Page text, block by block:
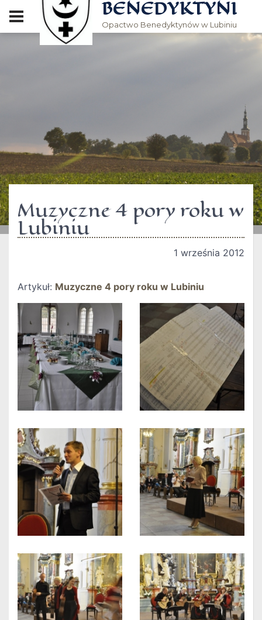
BENEDYKTYNI
Opactwo Benedyktynów w Lubiniu
Muzyczne 4 pory roku w
Lubiniu
1 września 2012
Artykuł: Muzyczne 4 pory roku w Lubiniu